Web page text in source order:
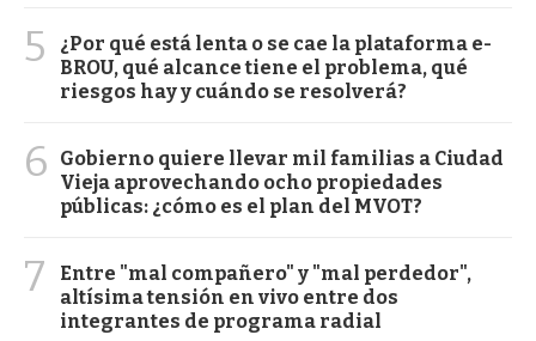
5
¿Por qué está lenta o se cae la plataforma e-
BROU, qué alcance tiene el problema, qué
riesgos hay y cuándo se resolverá?
6
Gobierno quiere llevar mil familias a Ciudad
Vieja aprovechando ocho propiedades
públicas: ¿cómo es el plan del MVOT?
7
Entre "mal compañero" y "mal perdedor",
altísima tensión en vivo entre dos
integrantes de programa radial